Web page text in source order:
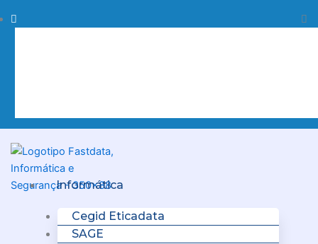
to
Procurar
Informática
Cegid Eticadata
SAGE
Menu